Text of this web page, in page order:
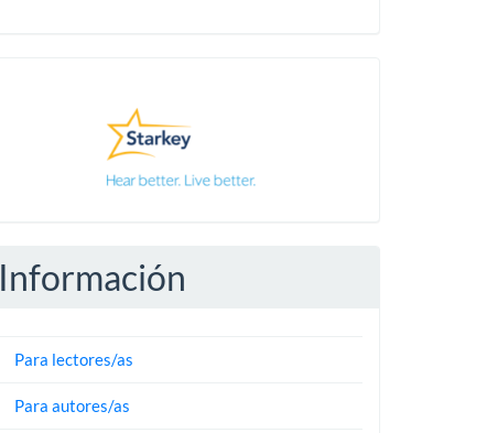
Información
Para lectores/as
Para autores/as